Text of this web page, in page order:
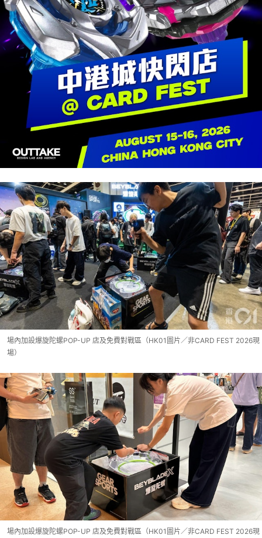
場內加設爆旋陀螺POP-UP 店及免費對戰區（HK01圖片／非CARD FEST 2026現
場）
場內加設爆旋陀螺POP-UP 店及免費對戰區（HK01圖片／非CARD FEST 2026現